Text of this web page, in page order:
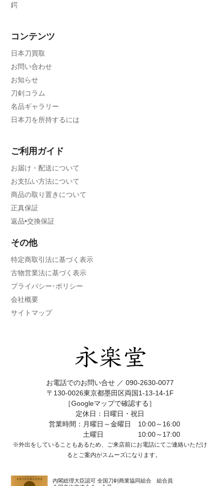
鍔
コンテンツ
日本刀買取
お問い合わせ
お知らせ
刀剣コラム
名品ギャラリー
日本刀を所持するには
ご利用ガイド
お届け・配送について
お支払い方法について
商品の取り置きについて
正真保証
返品•交換保証
その他
特定商取引法に基づく表示
古物営業法に基づく表示
プライバシー･ポリシー
会社概要
サイトマップ
お電話でのお問い合せ ／ 090-2630-0077
〒130-0026東京都墨田区両国1-13-14-1F
［Googleマップで確認する］
定休日：日曜日・祝日
営業時間：月曜日～金曜日 10:00～16:00
土曜日 10:00～17:00
※外出をしていることもあるため、ご来店前にお電話にてご連絡いただけ
ると ご案内がスムーズになります。
内閣総理大臣認可 全国刀剣商業協同組合 組合員